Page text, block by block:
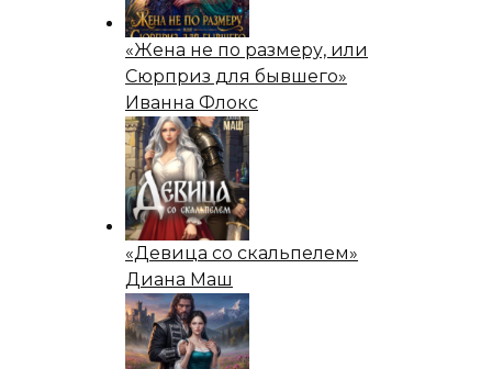
«Жена не по размеру, или
Сюрприз для бывшего»
Иванна Флокс
«Девица со скальпелем»
Диана Маш